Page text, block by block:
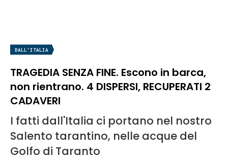
DALL'ITALIA
TRAGEDIA SENZA FINE. Escono in barca,
non rientrano. 4 DISPERSI, RECUPERATI 2
CADAVERI
I fatti dall'Italia ci portano nel nostro
Salento tarantino, nelle acque del
Golfo di Taranto